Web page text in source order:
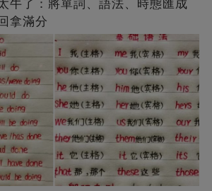
牛了：將單詞、語法、時態匯成
拿滿分